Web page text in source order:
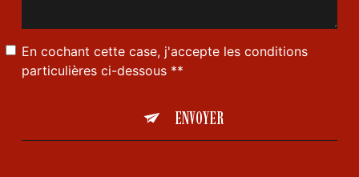
En cochant cette case, j'accepte les conditions
particulières ci-dessous **
ENVOYER